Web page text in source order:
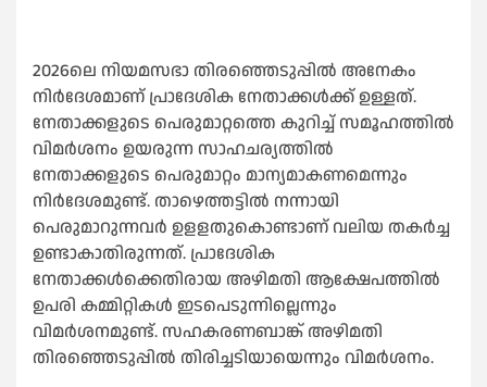
2026ലെ നിയമസഭാ തിരഞ്ഞെടുപ്പില്‍ അനേകം
നിര്‍ദേശമാണ് പ്രാദേശിക നേതാക്കള്‍ക്ക് ഉള്ളത്.
നേതാക്കളുടെ പെരുമാറ്റത്തെ കുറിച്ച്‌ സമൂഹത്തില്‍
വിമര്‍ശനം ഉയരുന്ന സാഹചര്യത്തില്‍
നേതാക്കളുടെ പെരുമാറ്റം മാന്യമാകണമെന്നും
നിര്‍ദേശമുണ്ട്. താഴെത്തട്ടില്‍ നന്നായി
പെരുമാറുന്നവര്‍ ഉളളതുകൊണ്ടാണ് വലിയ തകര്‍ച്ച
ഉണ്ടാകാതിരുന്നത്. പ്രാദേശിക
നേതാക്കള്‍ക്കെതിരായ അഴിമതി ആക്ഷേപത്തില്‍
ഉപരി കമ്മിറ്റികള്‍ ഇടപെടുന്നില്ലെന്നും
വിമര്‍ശനമുണ്ട്. സഹകരണബാങ്ക് അഴിമതി
തിരഞ്ഞെടുപ്പില്‍ തിരിച്ചടിയായെന്നും വിമര്‍ശനം.